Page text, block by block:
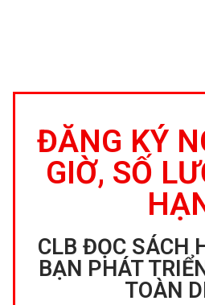
ĐĂNG KÝ
GIỜ, SỐ
CLB ĐỌC SÁCH
BẠN PHÁT
TOÀN